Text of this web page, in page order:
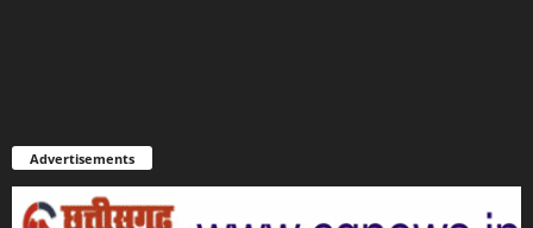
Advertisements